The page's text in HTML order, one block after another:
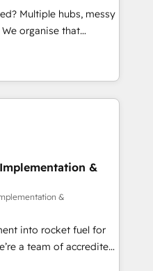
and custom
stack. - Custom
and lead
hub setup across
to convert, scale, and
Multiple hubs, messy
put HubSpot to work...
• CRM
and team
Salesforce, Pipedrive,
ERP (and other
Hub, Marketing Hub,
• ISO/IEC
ISO 42001:2023
standard • GuardHub:
built on ISO 42001
&
&
into rocket fuel for
We can